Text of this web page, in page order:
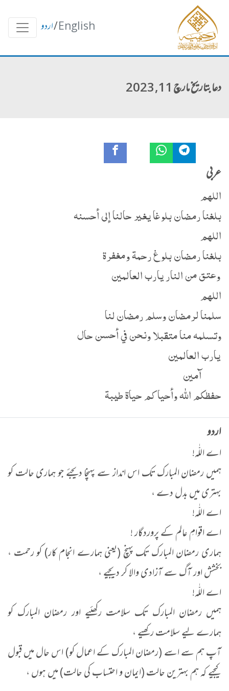
English
/اردو
دعا بتاریخ مارچ 11, 2023
عربی
اللهم
بلغنا رمضان بلوغا يغير حالنا إلى أحسنه
اللهم
بلغنا رمضان بلوغ رحمة ومغفرة
وعتق من النار يارب العالمين
اللهم
سلمنا لرمضان وسلم رمضان لنا
وتسلمه منا متقبلا ونحن في أحسن حال
يارب العالمين
آمين
حفظكم الله وأحياكم حياة طيبة
اردو
اے اللّٰہ!
ہمیں رمضان المبارک تک اس انداز سے پہنچا دیجئے جو ہماری حالت کو
بہتری میں بدل دے ،
اے اللّٰہ!
اے اقوامِ عالم کے پروردگار !
ہماری رمضان المبارک تک پہنچ (یعنی ہمارے انجام کار) کو رحمت ،
بخشش اور آگ سے آزادی والا کر دیجیے ،
اے اللّٰہ!
ہمیں رمضان المبارک تک سلامت رکھئیے اور رمضان المبارک کو
ہمارے لیے سلامت رکھیے ،
آپ ہم سے اسے (رمضان المبارک کے اعمال کو) اس حال میں قبول
کیجیے کہ ہم بہترین حالت (ایمان و احتساب کی حالت) میں ہوں ،